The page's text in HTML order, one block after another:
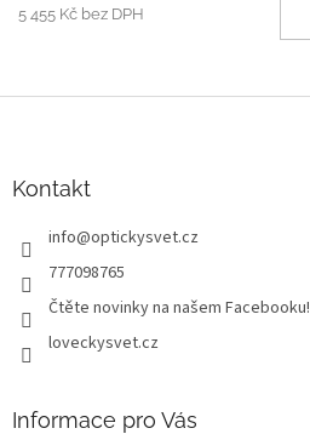
5 455 Kč bez DPH
Kontakt
info@optickysvet.cz
777098765
Čtěte novinky na našem Facebooku!
loveckysvet.cz
Informace pro Vás